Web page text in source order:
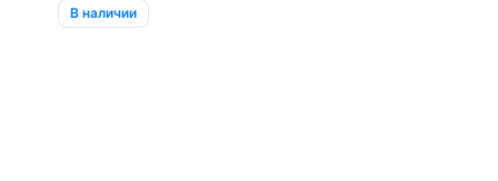
В наличии